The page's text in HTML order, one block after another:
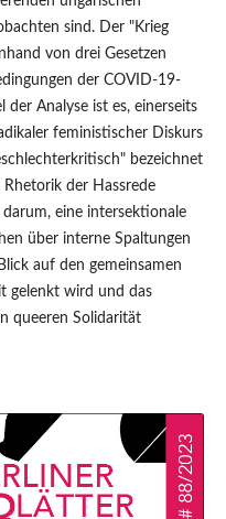
sind. Der "Krieg
von drei Gesetzen
der COVID-19-
der Analyse ist es, einerseits
feministischer Diskurs
bezeichnet
der Hassrede
eine intersektionale
über interne Spaltungen
auf den gemeinsamen
gelenkt wird und das
queeren Solidarität